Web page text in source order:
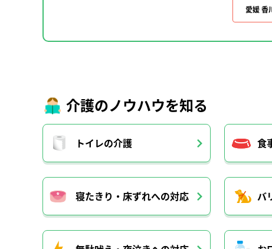
愛媛 香
介護のノウハウを知る
トイレの介護 食
寝たきり・床ずれへの対応 バ